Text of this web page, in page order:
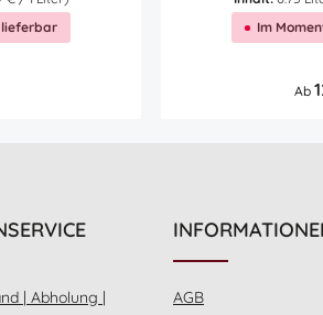
lieferbar
Preis:
Im
Ab
| Abholung | AGB